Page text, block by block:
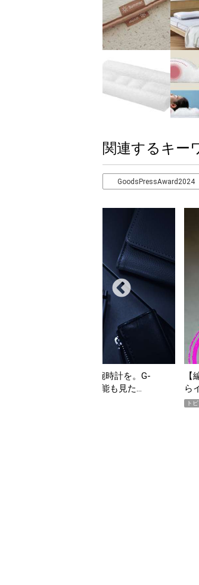
関連するキー
GoodsPressAward2024
だ「指名買い」】2026年7月掲載記事か
期
ト